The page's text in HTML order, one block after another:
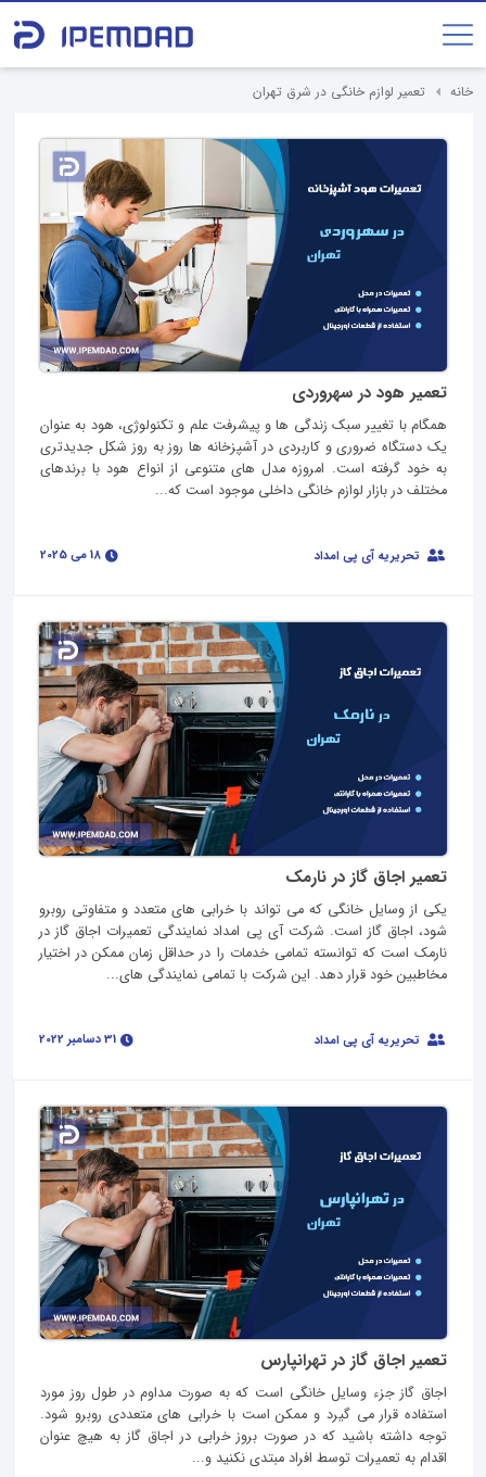
خانه تعمیر لوازم خانگی در شرق تهران
تعمیر هود در سهروردی
همگام با تغییر سبک زندگی ها و پیشرفت علم و تکنولوژی، هود به عنوان
یک دستگاه ضروری و کاربردی در آشپزخانه‌ ها روز به روز شکل جدیدتری
به خود گرفته است. امروزه مدل‌ های متنوعی از انواع هود با برندهای
مختلف در بازار لوازم خانگی داخلی موجود است که...
تحریریه آی پی امداد
تعمیر اجاق گاز در نارمک
یکی از وسایل خانگی که می تواند با خرابی های متعدد و متفاوتی روبرو
شود، اجاق گاز است. شرکت‌ آی پی امداد نمایندگی تعمیرات اجاق گاز در
نارمک است که توانسته تمامی خدمات را در حداقل زمان ممکن در اختیار
مخاطبین خود قرار دهد. این شرکت با تمامی نمایندگی های...
تحریریه آی پی امداد
تعمیر اجاق گاز در تهرانپارس
اجاق گاز جزء وسایل خانگی است که به صورت مداوم در طول روز مورد
استفاده قرار می گیرد و ممکن است با خرابی های متعددی روبرو شود.
توجه داشته باشید که در صورت بروز خرابی در اجاق گاز به هیچ عنوان
اقدام به تعمیرات توسط افراد مبتدی نکنید و...